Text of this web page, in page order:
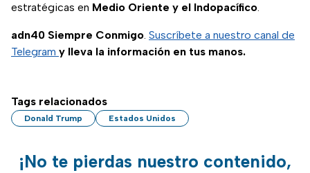
estratégicas en Medio Oriente y el Indopacífico.
adn40 Siempre Conmigo. Suscríbete a nuestro canal de
Telegram y lleva la información en tus manos.
Tags relacionados
Donald Trump Estados Unidos
¡No te pierdas nuestro contenido,